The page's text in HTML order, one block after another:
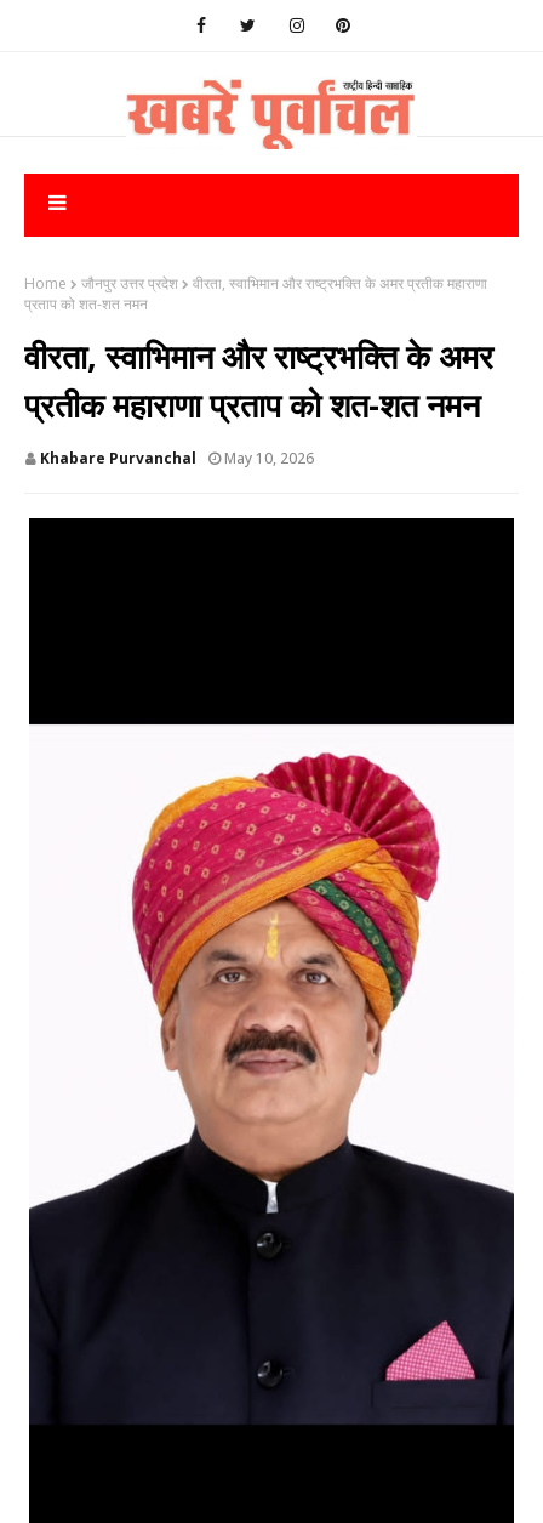
Home जौनपुर उत्तर प्रदेश
वीरता, स्वाभिमान और राष्ट्रभक्ति के अमर प्रतीक महाराणा
प्रताप को शत-शत नमन
वीरता, स्वाभिमान और राष्ट्रभक्ति के अमर
प्रतीक महाराणा प्रताप को शत-शत नमन
Khabare Purvanchal May 10, 2026